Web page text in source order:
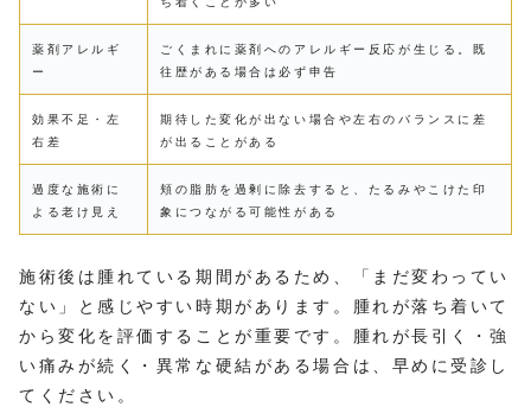
薬剤アレルギ
ー
ごくまれに薬剤へのアレルギー反応が生じる。既
往歴がある場合は必ず申告
効果不足・左
右差
期待した変化が出ない場合や左右のバランスに差
が出ることがある
過度な施術に
よる老け見え
頬の脂肪を過剰に除去すると、たるみやこけた印
象につながる可能性がある
施術後は腫れている期間があるため、「まだ変わってい
ない」と感じやすい時期があります。腫れが落ち着いて
から変化を評価することが重要です。腫れが長引く・強
い痛みが続く・異常な硬結がある場合は、早めに受診し
てください。